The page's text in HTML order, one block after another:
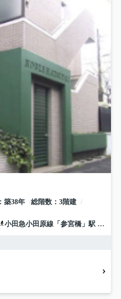
築38年 総階数
3階建
小田急小田原線 「 参宮橋 」駅 徒歩11分